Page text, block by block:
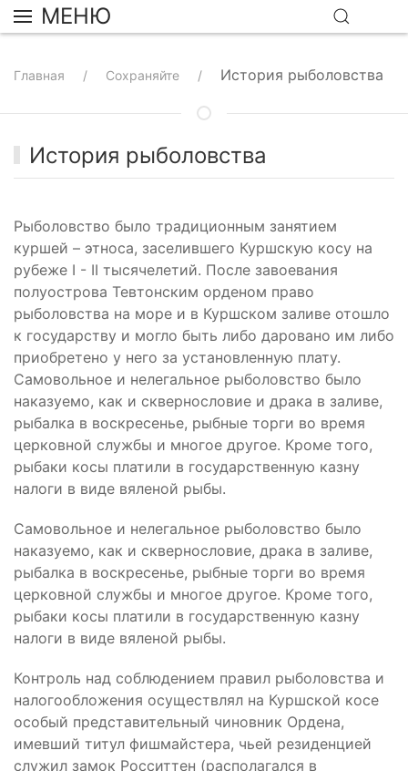
МЕНЮ
Главная Сохраняйте История рыболовства
История рыболовства
Рыболовство было традиционным занятием
куршей – этноса, заселившего Куршскую косу на
рубеже I - II тысячелетий. После завоевания
полуострова Тевтонским орденом право
рыболовства на море и в Куршском заливе отошло
к государству и могло быть либо даровано им либо
приобретено у него за установленную плату.
Самовольное и нелегальное рыболовство было
наказуемо, как и сквернословие и драка в заливе,
рыбалка в воскресенье, рыбные торги во время
церковной службы и многое другое. Кроме того,
рыбаки косы платили в государственную казну
налоги в виде вяленой рыбы.
Самовольное и нелегальное рыболовство было
наказуемо, как и сквернословие, драка в заливе,
рыбалка в воскресенье, рыбные торги во время
церковной службы и многое другое. Кроме того,
рыбаки косы платили в государственную казну
налоги в виде вяленой рыбы.
Контроль над соблюдением правил рыболовства и
налогообложения осуществлял на Куршской косе
особый представительный чиновник Ордена,
имевший титул фишмайстера, чьей резиденцией
служил замок Росситтен (располагался в